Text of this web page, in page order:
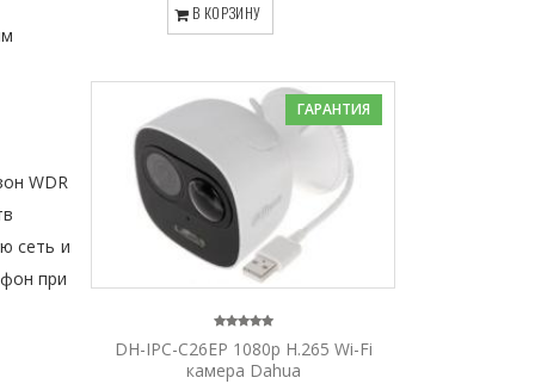
WDR
сеть и
при
В КОРЗИНУ
ГАРАНТИЯ
DH-IPC-C26EP 1080p H.265 Wi-Fi
камера Dahua